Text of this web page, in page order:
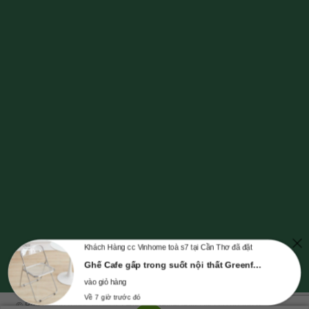
© Bản quyền thuộc về NỘI THẤT GREENFURNI | Mã số doanh nghiệp số
Khách Hàng cc Vinhome toà s7 tại Cần Thơ đã đặt
Ghế Cafe gấp trong suốt nội thất Greenfurni GHE-DECOR01
vào giỏ hàng
Về 7 giờ trước đó